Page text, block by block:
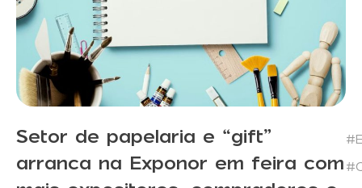
Setor de papelaria e “gift”
arranca na Exponor em feira com